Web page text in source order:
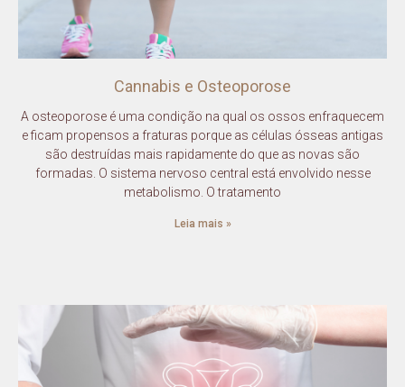
Cannabis e Osteoporose
A osteoporose é uma condição na qual os ossos enfraquecem
e ficam propensos a fraturas porque as células ósseas antigas
são destruídas mais rapidamente do que as novas são
formadas. O sistema nervoso central está envolvido nesse
metabolismo. O tratamento
Leia mais »